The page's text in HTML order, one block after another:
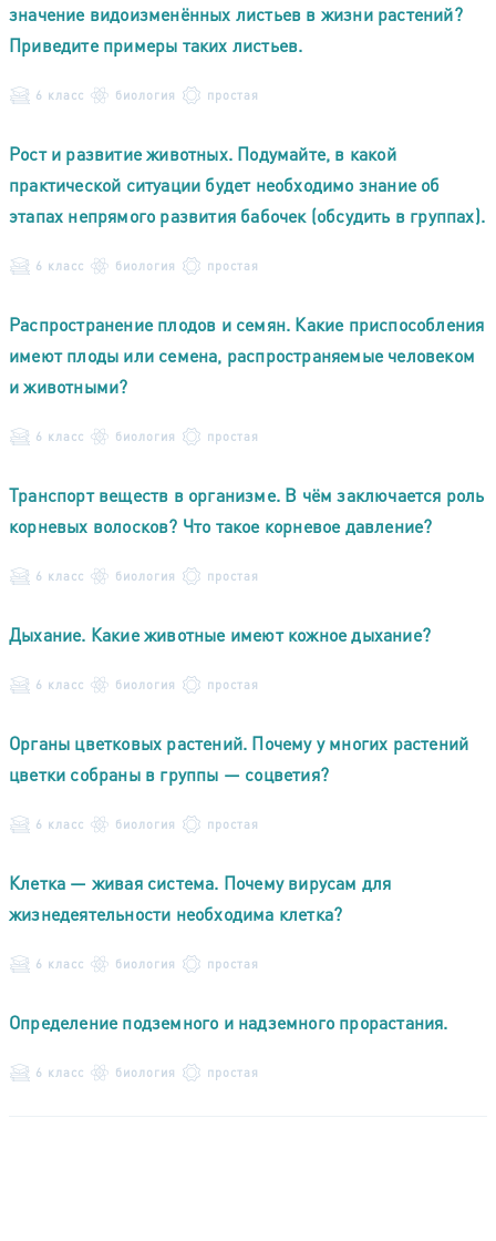
значение видоизменённых листьев в жизни растений?
Приведите примеры таких листьев.
6 класс биология простая
Рост и развитие животных. Подумайте, в какой
практической ситуации будет необходимо знание об
этапах непрямого развития бабочек (обсудить в группах).
6 класс биология простая
Распространение плодов и семян. Какие приспособления
имеют плоды или семена, распространяемые человеком
и животными?
6 класс биология простая
Транспорт веществ в организме. В чём заключается роль
корневых волосков? Что такое корневое давление?
6 класс биология простая
Дыхание. Какие животные имеют кожное дыхание?
6 класс биология простая
Органы цветковых растений. Почему у многих растений
цветки собраны в группы — соцветия?
6 класс биология простая
Клетка — живая система. Почему вирусам для
жизнедеятельности необходима клетка?
6 класс биология простая
Определение подземного и надземного прорастания.
6 класс биология простая